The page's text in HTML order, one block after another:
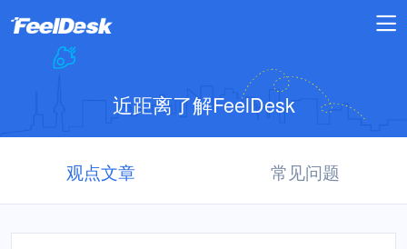
近距离了解FeelDesk
观点文章 常见问题